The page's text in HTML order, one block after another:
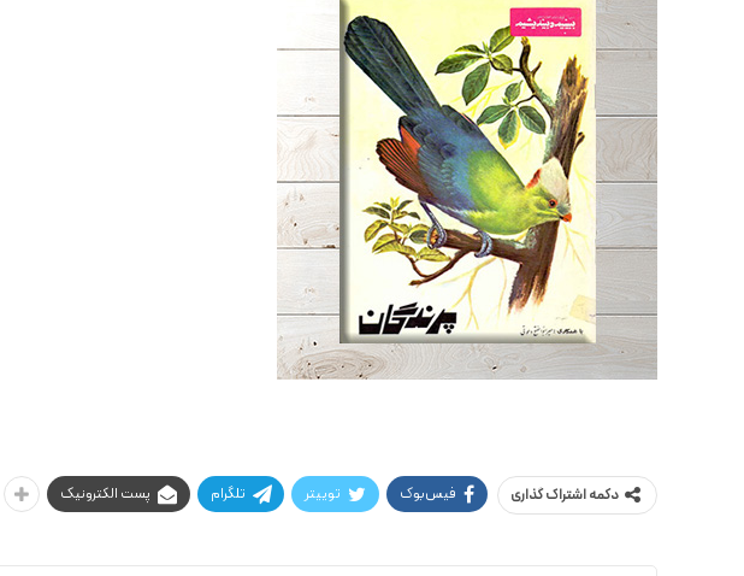
دکمه اشتراک گذاری فیس‌بوک توییتر تلگرام پست الکترونیک